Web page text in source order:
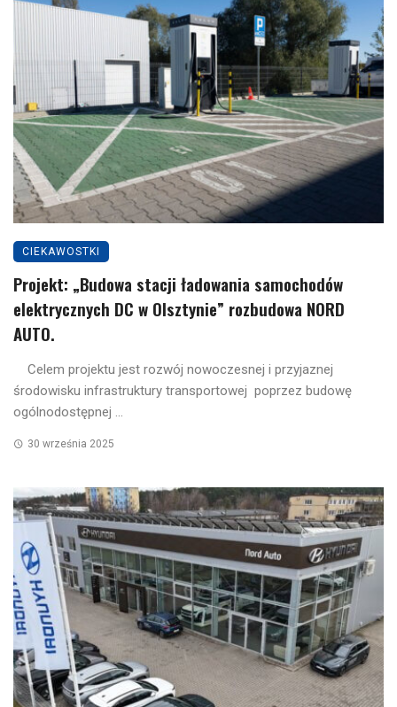
CIEKAWOSTKI
Projekt: „Budowa stacji ładowania samochodów
elektrycznych DC w Olsztynie” rozbudowa NORD
AUTO.
Celem projektu jest rozwój nowoczesnej i przyjaznej
środowisku infrastruktury transportowej poprzez budowę
ogólnodostępnej ...
30 września 2025